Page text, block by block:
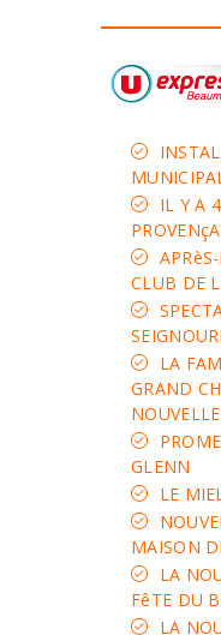
IL Y A
CLUB DE
LA
GRAND
GLENN
LE
MAISON
LA
FêTE DU
LA